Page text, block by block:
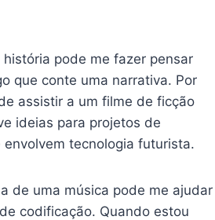
história pode me fazer pensar
que conte uma narrativa. Por
assistir a um filme de ficção
ideias para projetos de
envolvem tecnologia futurista.
de uma música pode me ajudar
codificação. Quando estou